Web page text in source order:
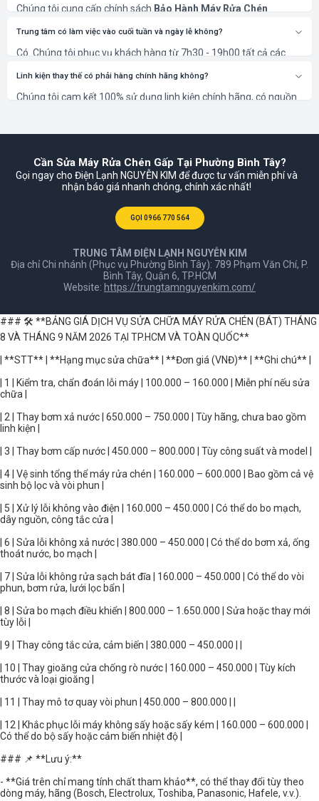
Chúng tôi cung cấp chính sách Bảo Hành Máy Rửa Chén
vào hạng mục sửa chữa và linh kiện thay thế. Thời gian cụ thể sẽ
Trung tâm có làm việc vào cuối tuần và ngày lễ không?
Có. Chúng tôi phục vụ khách hàng từ 7h30 - 19h00 tất cả các
đáp ứng nhu cầu cấp thiết của bạn.
Linh kiện thay thế có phải hàng chính hãng không?
Chúng tôi cam kết 100% sử dụng linh kiện chính hãng, có nguồn
Cần Sửa Máy Rửa Chén Gấp Tại Phường Bình Tây?
Gọi ngay cho Điện Lạnh NGUYỄN KIM để được tư vấn miễn phí và
nhận báo giá nhanh chóng, chính xác nhất!
GỌI 0966 770 564
TRUNG TÂM ĐIỆN LẠNH NGUYỄN KIM
Địa chỉ Chi nhánh (Phục vụ Phường Bình Tây): 789 Phạm Văn Chí, P.
Bình Tây, Quận 6, TP.HCM
Website: https://trungtamnguyenkim.com/
### 🛠️ **BẢNG GIÁ DỊCH VỤ SỬA CHỮA MÁY RỬA CHÉN (BÁT) THÁNG
8 VÀ THÁNG 9 NĂM 2026 TẠI TP.HCM VÀ TOÀN QUỐC**
| **STT** | **Hạng mục sửa chữa** | **Đơn giá (VNĐ)** | **Ghi chú** |
| 1 | Kiểm tra, chẩn đoán lỗi máy | 100.000 – 160.000 | Miễn phí nếu sửa
chữa |
| 2 | Thay bơm xả nước | 650.000 – 750.000 | Tùy hãng, chưa bao gồm
linh kiện |
| 3 | Thay bơm cấp nước | 450.000 – 800.000 | Tùy công suất và model |
| 4 | Vệ sinh tổng thể máy rửa chén | 160.000 – 600.000 | Bao gồm cả vệ
sinh bộ lọc và vòi phun |
| 5 | Xử lý lỗi không vào điện | 160.000 – 450.000 | Có thể do bo mạch,
dây nguồn, công tắc cửa |
| 6 | Sửa lỗi không xả nước | 380.000 – 450.000 | Có thể do bơm xả, ống
thoát nước, bo mạch |
| 7 | Sửa lỗi không rửa sạch bát đĩa | 160.000 – 450.000 | Có thể do vòi
phun, bơm rửa, lưới lọc bẩn |
| 8 | Sửa bo mạch điều khiển | 800.000 – 1.650.000 | Sửa hoặc thay mới
tùy lỗi |
| 9 | Thay công tắc cửa, cảm biến | 380.000 – 450.000 | |
| 10 | Thay gioăng cửa chống rò nước | 160.000 – 450.000 | Tùy kích
thước và loại gioăng |
| 11 | Thay mô tơ quay vòi phun | 450.000 – 800.000 | |
| 12 | Khắc phục lỗi máy không sấy hoặc sấy kém | 160.000 – 600.000 |
Có thể do bộ sấy hoặc cảm biến nhiệt độ |
### 📌 **Lưu ý:**
- **Giá trên chỉ mang tính chất tham khảo**, có thể thay đổi tùy theo
dòng máy, hãng (Bosch, Electrolux, Toshiba, Panasonic, Hafele, v.v.).